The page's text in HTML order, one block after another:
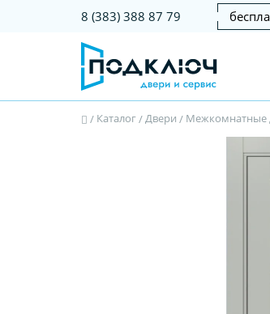
8 (383) 388 87 79
/ Каталог/Двери / Межкомнатные